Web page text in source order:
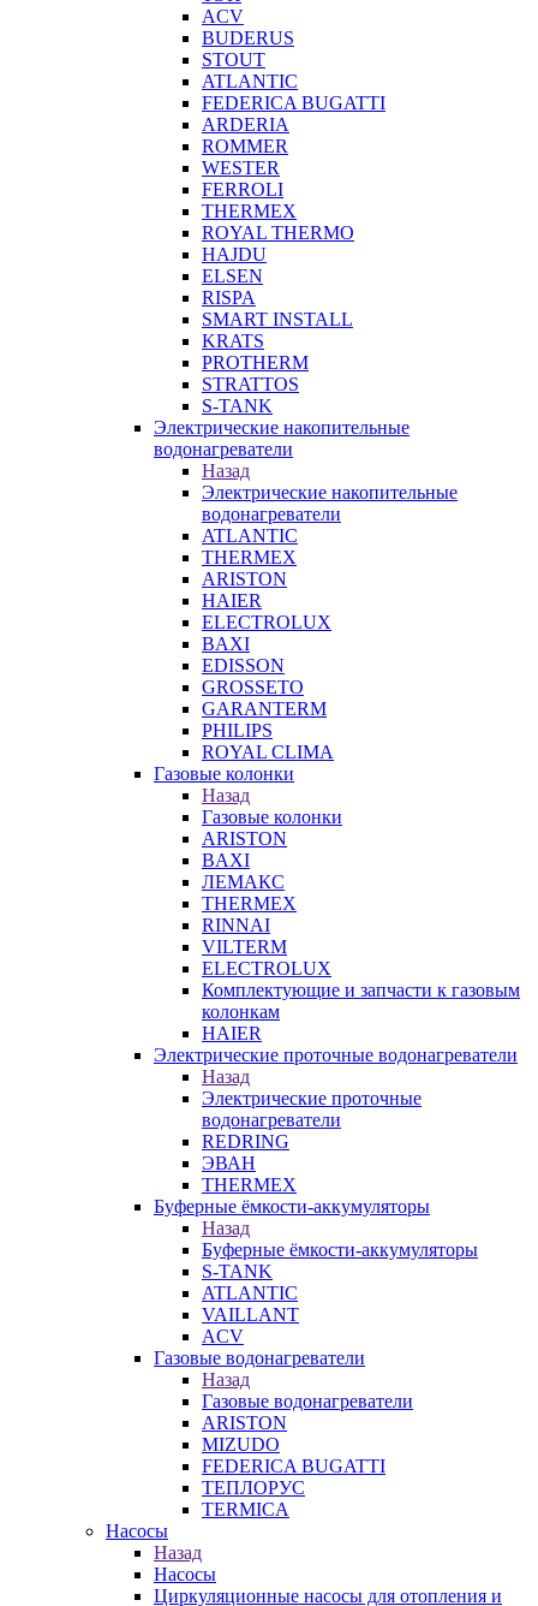
ACV
BUDERUS
STOUT
ATLANTIC
FEDERICA BUGATTI
ARDERIA
ROMMER
WESTER
FERROLI
THERMEX
ROYAL THERMO
HAJDU
ELSEN
RISPA
SMART INSTALL
KRATS
PROTHERM
STRATTOS
S-TANK
Электрические накопительные
водонагреватели
Назад
Электрические накопительные
водонагреватели
ATLANTIC
THERMEX
ARISTON
HAIER
ELECTROLUX
BAXI
EDISSON
GROSSETO
GARANTERM
PHILIPS
ROYAL CLIMA
Газовые колонки
Назад
Газовые колонки
ARISTON
BAXI
ЛЕМАКС
THERMEX
RINNAI
VILTERM
ELECTROLUX
Комплектующие и запчасти к газовым
колонкам
HAIER
Электрические проточные водонагреватели
Назад
Электрические проточные
водонагреватели
REDRING
ЭВАН
THERMEX
Буферные ёмкости-аккумуляторы
Назад
Буферные ёмкости-аккумуляторы
S-TANK
ATLANTIC
VAILLANT
ACV
Газовые водонагреватели
Назад
Газовые водонагреватели
ARISTON
MIZUDO
FEDERICA BUGATTI
ТЕПЛОРУС
TERMICA
Насосы
Назад
Насосы
Циркуляционные насосы для отопления и